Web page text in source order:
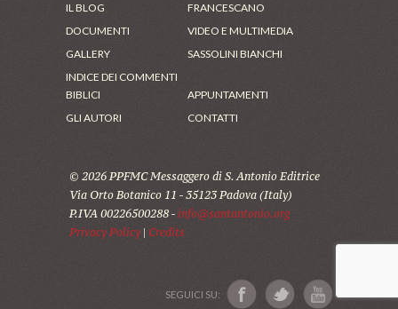
IL BLOG
FRANCESCANO
DOCUMENTI
VIDEO E MULTIMEDIA
GALLERY
SASSOLINI BIANCHI
INDICE DEI COMMENTI
BIBLICI
APPUNTAMENTI
GLI AUTORI
CONTATTI
© 2026 PPFMC Messaggero di S. Antonio Editrice
Via Orto Botanico 11 - 35123 Padova (Italy)
P.IVA 00226500288 - info@santantonio.org
Privacy Policy| Credits
SEGUICI SU: